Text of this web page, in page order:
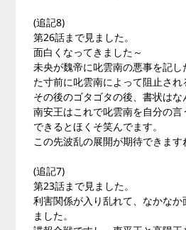
(追記8)
第26話まで見ました。
面白くなってきました～
未央が魏帝に叱雲南の悪事を記
た寸前に叱雲南によって阻止され
その後のゴタゴタの後、書状はな
南安王はこれで叱雲南を自分の
できるとほくそ笑んでます。
この先波乱の展開が期待できます
(追記7)
第23話まで見ました。
利害関係が入り乱れて、なかなか
ました。